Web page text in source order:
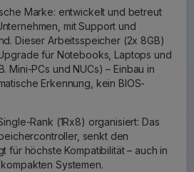
Marke: entwickelt und betreut
mit Support und
Dieser Arbeitsspeicher (2x 8GB)
für Notebooks, Laptops und
Mini-PCs und NUCs) – Einbau in
Erkennung, kein BIOS-
Rank (1Rx8) organisiert: Das
senkt den
für höchste Kompatibilität – auch in
Systemen.